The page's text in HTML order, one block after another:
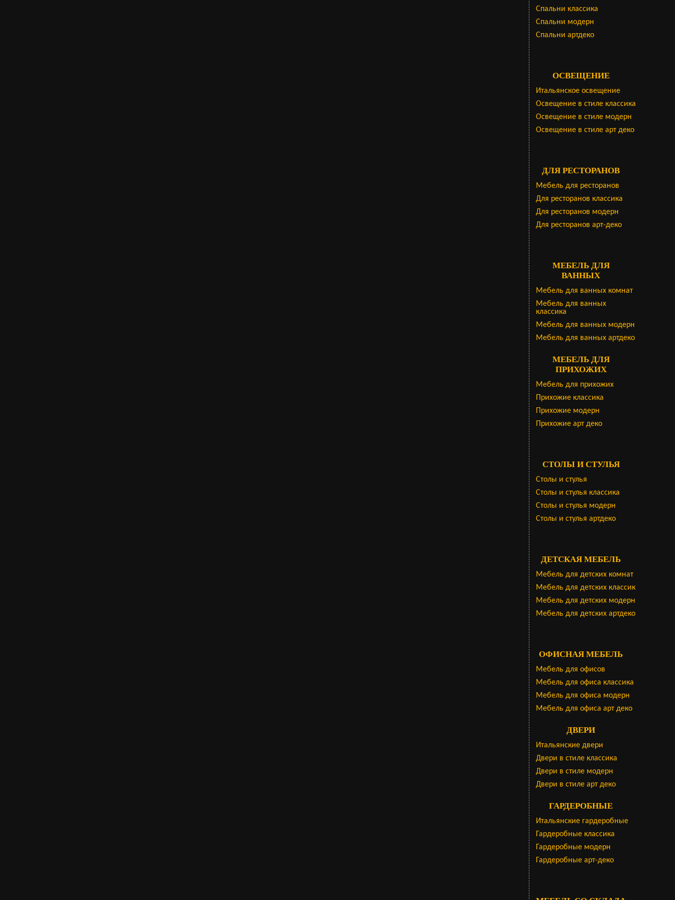
Cпальни классика
Спальни модерн
Спальни артдеко
ОСВЕЩЕНИЕ
Итальянское освещение
Освещение в стиле классика
Освещение в стиле модерн
Освещение в стиле арт деко
ДЛЯ РЕСТОРАНОВ
Мебель для ресторанов
Для ресторанов классика
Для ресторанов модерн
Для ресторанов арт-деко
МЕБЕЛЬ ДЛЯ
ВАННЫХ
Мебель для ванных комнат
Мебель для ванных
классика
Мебель для ванных модерн
Мебель для ванных артдеко
МЕБЕЛЬ ДЛЯ
ПРИХОЖИХ
Мебель для прихожих
Прихожие классика
Прихожие модерн
Прихожие арт деко
СТОЛЫ И СТУЛЬЯ
Столы и стулья
Столы и стулья классика
Столы и стулья модерн
Столы и стулья артдеко
ДЕТСКАЯ МЕБЕЛЬ
Мебель для детских комнат
Мебель для детских классик
Мебель для детских модерн
Мебель для детских артдеко
ОФИСНАЯ МЕБЕЛЬ
Мебель для офисов
Мебель для офиса классика
Мебель для офиса модерн
Мебель для офиса арт деко
ДВЕРИ
Итальянские двери
Двери в стиле классика
Двери в стиле модерн
Двери в стиле арт деко
ГАРДЕРОБНЫЕ
Итальянские гардеробные
Гардеробные классика
Гардеробные модерн
Гардеробные арт-деко